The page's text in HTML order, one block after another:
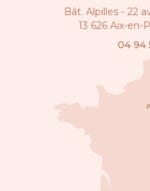
Bât. Alpilles - 22
13 626 Aix-en-
04 94